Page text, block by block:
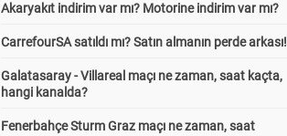
Akaryakıt indirim var mı? Motorine indirim var mı?
CarrefourSA satıldı mı? Satın almanın perde arkası!
Galatasaray - Villareal maçı ne zaman, saat kaçta,
hangi kanalda?
Fenerbahçe Sturm Graz maçı ne zaman, saat